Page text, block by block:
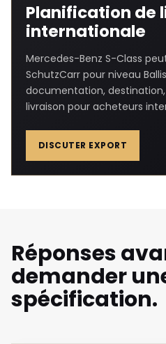
Planification de
internationale
Mercedes-Benz S-Class
SchutzCarr pour niveau
documentation,
livraison pour acheteurs
DISCUTER EXPORT
Réponses
demander
spécification.